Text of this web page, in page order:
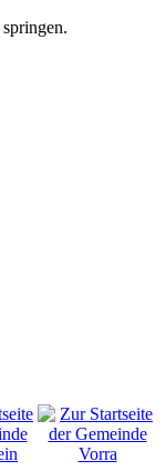
springen.